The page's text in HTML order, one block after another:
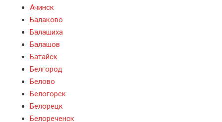
Ачинск
Балаково
Балашиха
Балашов
Батайск
Белгород
Белово
Белогорск
Белорецк
Белореченск